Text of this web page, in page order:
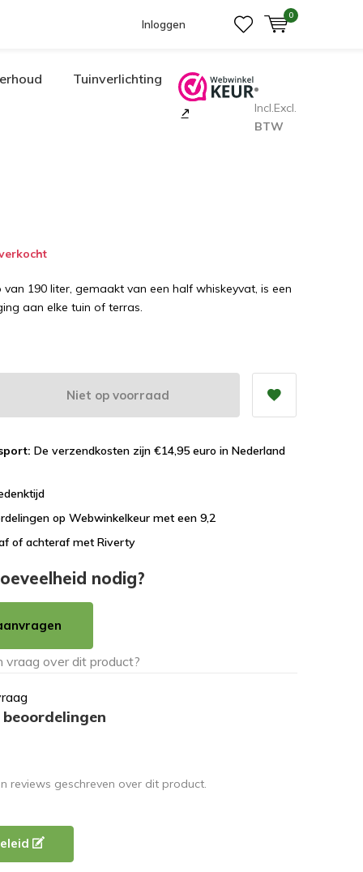
Inloggen
0
Tuinverlichting
Incl.Excl.
BTW
van 190 liter, gemaakt van een half whiskeyvat, is een
aan elke tuin of terras.
Niet op voorraad
De verzendkosten zijn €14,95 euro in Nederland
op Webwinkelkeur met een 9,2
of achteraf met Riverty
nodig?
reviews geschreven over dit product.